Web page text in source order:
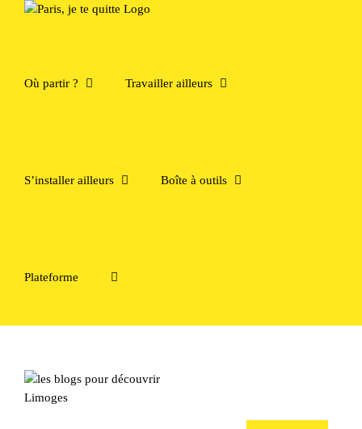
Passer
Où partir ? Travailler ailleurs
S’installer ailleurs Boîte à outils
Plateforme